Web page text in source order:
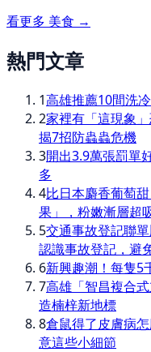
看更多 美食 →
熱門文章
1高雄推薦10間洗
2家裡有「這現象
揭7招防蟲蟲危機
3開出3.9萬張罰單
多
4比日本麝香葡萄
果」，粉嫩漸層超
5交通事故登記聯
認識事故登記，避
6新興趣潮！每隻5
7高雄「智昌複合
造楠梓新地標
8倉鼠得了皮膚病
意這些小細節